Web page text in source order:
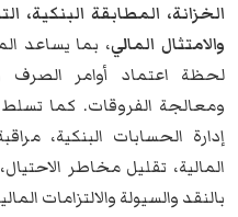
الخزانة، المطابقة البنكية،
والامتثال المالي، بما يساعد
لحظة اعتماد أوامر الصرف
ومعالجة الفروقات. كما
إدارة الحسابات البنكية،
المالية، تقليل مخاطر
بالنقد والسيولة والالتزامات